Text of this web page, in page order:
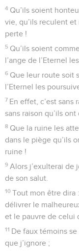
4 Qu’ils soient
vie, qu’ils reculent
perte !
5 Qu’ils soient
l’ange de l’Eternel
6 Que leur route soit
l’Eternel les
7 En effet, c’est sans
sans raison qu’ils
8 Que la ruine les
dans le piège qu’ils
ruine !
9 Alors j’exulterai de
de son salut.
10 Tout mon être dira
délivrer le
et le pauvre de celui
11 De faux témoins
que j’ignore ;